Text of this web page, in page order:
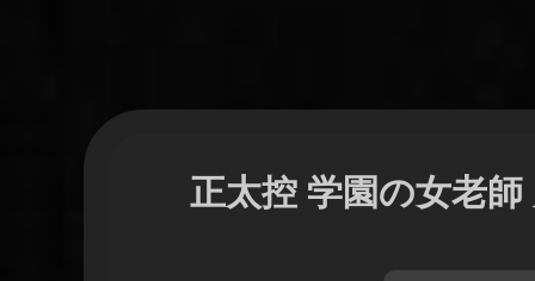
正太控 学園の女老